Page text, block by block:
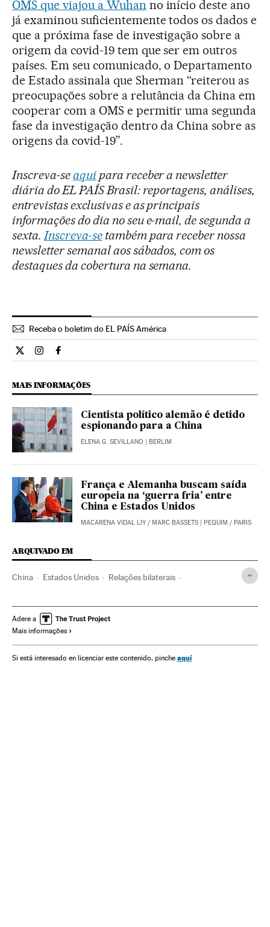
OMS que viajou a Wuhan no início deste ano
já examinou suficientemente todos os dados e
que a próxima fase de investigação sobre a
origem da covid-19 tem que ser em outros
países. Em seu comunicado, o Departamento
de Estado assinala que Sherman “reiterou as
preocupações sobre a relutância da China em
cooperar com a OMS e permitir uma segunda
fase da investigação dentro da China sobre as
origens da covid-19”.
Inscreva-seaquipara receber a newsletter
diária do EL PAÍS Brasil: reportagens, análises,
entrevistas exclusivas e as principais
informações do dia no seu e-mail, de segunda a
sexta. Inscreva-setambém para receber nossa
newsletter semanal aos sábados, com os
destaques da cobertura na semana.
Receba o boletim do EL PAÍS América
Internacional El País Brasil en Twitter
Internacional El País Brasil en Instagram
Internacional El País Brasil en Facebook
MAIS INFORMAÇÕES
Cientista político alemão é detido
espionando para a China
ELENA G. SEVILLANO | BERLIM
França e Alemanha buscam saída
europeia na ‘guerra fria’ entre
China e Estados Unidos
MACARENA VIDAL LIY / MARC BASSETS | PEQUIM / PARIS
ARQUIVADO EM
China Estados Unidos Relações bilaterais
Coronavirus Covid-19 Ciberespionagem
Hong Kong
Mudança climática
Adere a
Mais informações
Si está interesado en licenciar este contenido, pinche aquí